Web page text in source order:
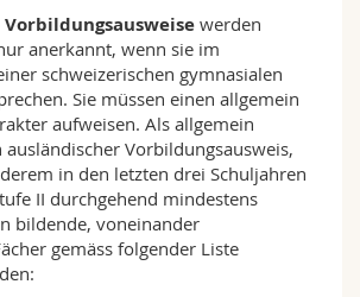
aus. Das Studienprogramm kann
auch zweisprachig studiert
und Berufsperspektiven
vermittelt
Kompetenzen im Hinblick auf
problembezogene
einer sich stetig ändernden
Es soll für reale oder
Veränderungen in
werden
anerkannt, wenn sie im
schweizerischen gymnasialen
Sie müssen einen allgemein
aufweisen. Als allgemein
Vorbildungsausweis,
in den letzten drei Schuljahren
II durchgehend mindestens
bildende, voneinander
gemäss folgender Liste